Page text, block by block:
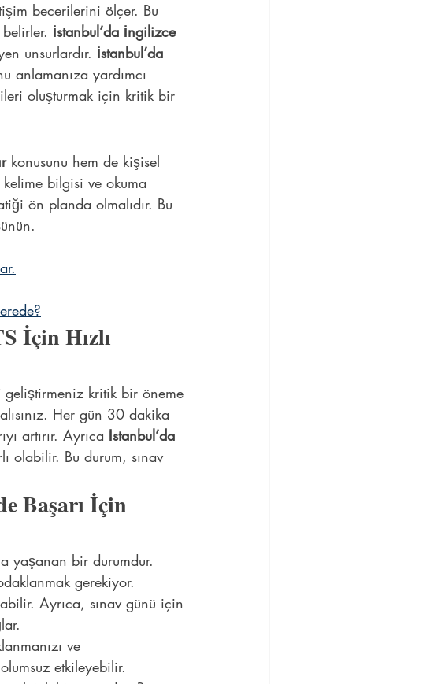
becerilerini ölçer. Bu
İstanbul’da İngilizce
unsurlardır. İstanbul’da
anlamanıza yardımcı
oluşturmak için kritik bir
konusunu hem de kişisel
bilgisi ve okuma
ön planda olmalıdır. Bu
İçin Hızlı
geliştirmeniz kritik bir öneme
Her gün 30 dakika
artırır. Ayrıca İstanbul’da
olabilir. Bu durum, sınav
Başarı İçin
yaşanan bir durumdur.
gerekiyor.
Ayrıca, sınav günü için
ve
etkileyebilir.